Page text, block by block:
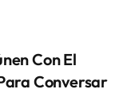
Con El
Conversar